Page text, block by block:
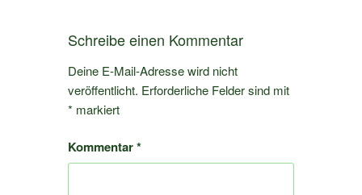
Schreibe einen Kommentar
Deine E-Mail-Adresse wird nicht
veröffentlicht. Erforderliche Felder sind mit
* markiert
Kommentar*